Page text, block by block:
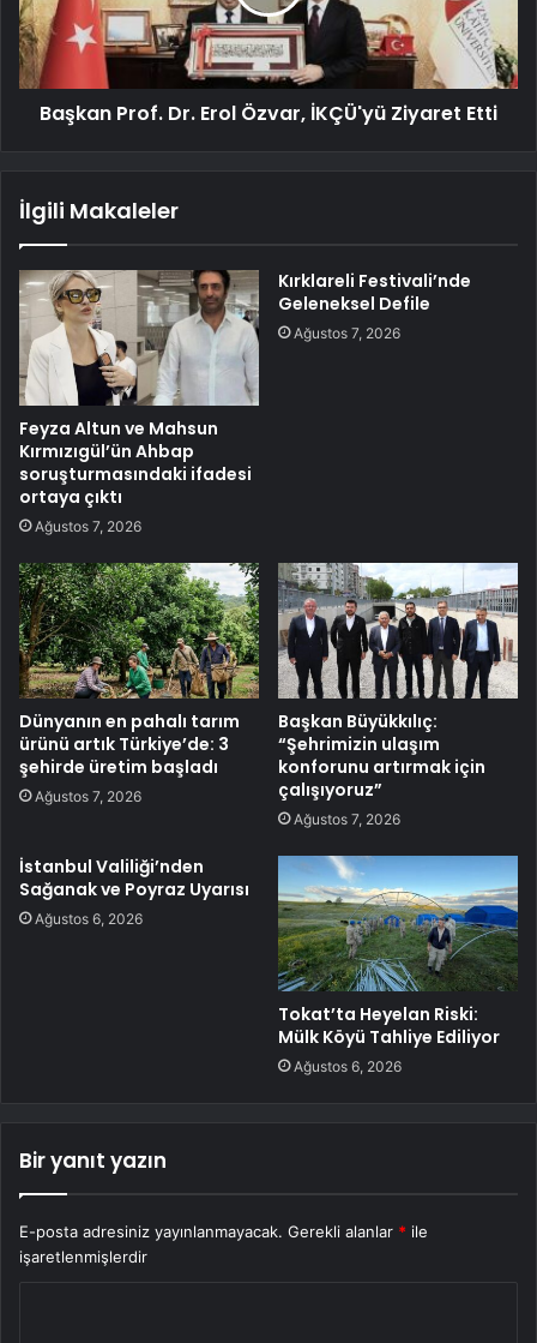
Başkan Prof. Dr. Erol Özvar, İKÇÜ'yü Ziyaret Etti
İlgili Makaleler
Feyza Altun ve Mahsun
Kırmızıgül’ün Ahbap
soruşturmasındaki ifadesi
ortaya çıktı
Ağustos 7, 2026
Kırklareli Festivali’nde
Geleneksel Defile
Ağustos 7, 2026
Dünyanın en pahalı tarım
ürünü artık Türkiye’de: 3
şehirde üretim başladı
Ağustos 7, 2026
Başkan Büyükkılıç:
“Şehrimizin ulaşım
konforunu artırmak için
çalışıyoruz”
Ağustos 7, 2026
İstanbul Valiliği’nden
Sağanak ve Poyraz Uyarısı
Ağustos 6, 2026
Tokat’ta Heyelan Riski:
Mülk Köyü Tahliye Ediliyor
Ağustos 6, 2026
Bir yanıt yazın
E-posta adresiniz yayınlanmayacak. Gerekli alanlar * ile
işaretlenmişlerdir